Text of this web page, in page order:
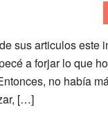
sus articulos este
a forjar lo que
no había
[…]